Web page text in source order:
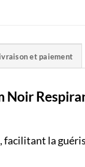
et paiement
Noir
facilitant la